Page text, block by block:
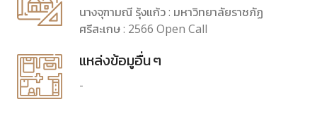
นางจุฑามณี รุ้งแก้ว : มหาวิทยาลัยราชภัฏ
ศรีสะเกษ : 2566 Open Call
แหล่งข้อมูอื่น ๆ
-